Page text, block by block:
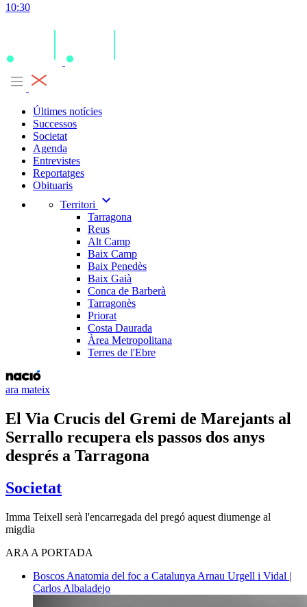
10:30
Últimes notícies
Successos
Societat
Agenda
Entrevistes
Reportatges
Obituaris
Territori
expand_more
Tarragona
Reus
Alt Camp
Baix Camp
Baix Penedès
Baix Gaià
Conca de Barberà
Tarragonès
Priorat
Costa Daurada
Àrea Metropolitana
Terres de l'Ebre
ara mateix
El Via Crucis del Gremi de Marejants al
Serrallo recupera els passos dos anys
després a Tarragona
Societat
Imma Teixell serà l'encarregada del pregó aquest diumenge al
migdia
ARA A PORTADA
Boscos Anatomia del foc a Catalunya Arnau Urgell i Vidal |
Carlos Albaladejo